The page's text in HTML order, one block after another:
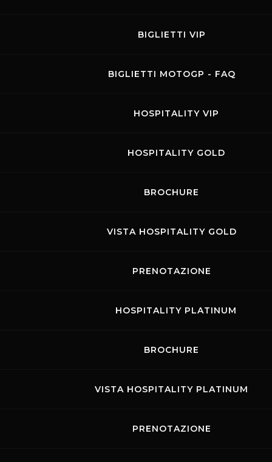
BIGLIETTI VIP
BIGLIETTI MOTOGP - FAQ
HOSPITALITY VIP
HOSPITALITY GOLD
BROCHURE
VISTA HOSPITALITY GOLD
PRENOTAZIONE
HOSPITALITY PLATINUM
BROCHURE
VISTA HOSPITALITY PLATINUM
PRENOTAZIONE
0558499111- All Rights Reserved | Web project by Polimedia - Siti che